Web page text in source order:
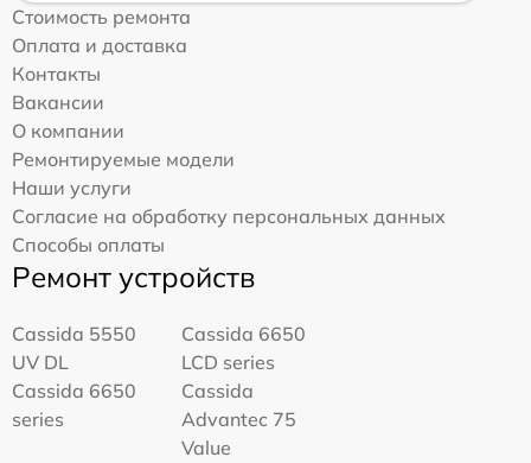
Стоимость ремонта
Оплата и доставка
Контакты
Вакансии
О компании
Ремонтируемые модели
Наши услуги
Согласие на обработку персональных данных
Способы оплаты
Ремонт устройств
Cassida 5550
UV DL
Cassida 6650
LCD series
Cassida 6650
series
Cassida
Advantec 75
Value